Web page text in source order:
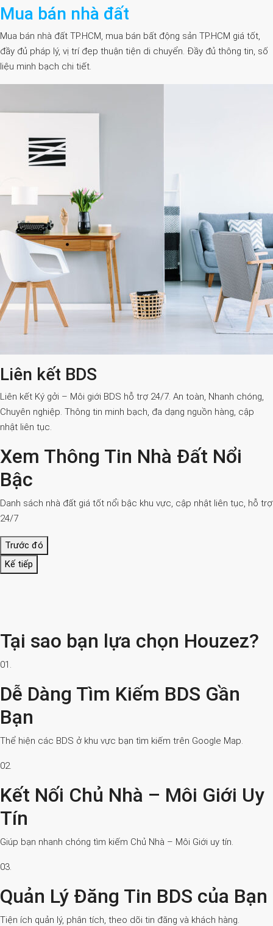
Mua bán nhà đất
Mua bán nhà đất TP.HCM, mua bán bất động sản TP.HCM giá tốt,
đầy đủ pháp lý, vị trí đẹp thuận tiện di chuyển. Đầy đủ thông tin, số
liệu minh bạch chi tiết.
Liên kết BDS
Liên kết Ký gởi – Môi giới BDS hỗ trợ 24/7. An toàn, Nhanh chóng,
Chuyên nghiệp. Thông tin minh bạch, đa dạng nguồn hàng, cập
nhật liên tục.
Xem Thông Tin Nhà Đất Nổi
Bậc
Danh sách nhà đất giá tốt nổi bậc khu vực, cập nhật liên tục, hỗ trợ
24/7
Trước đó
Kế tiếp
Tại sao bạn lựa chọn Houzez?
01.
Dễ Dàng Tìm Kiếm BDS Gần
Bạn
Thể hiện các BDS ở khu vực bạn tìm kiếm trên Google Map.
02.
Kết Nối Chủ Nhà – Môi Giới Uy
Tín
Giúp bạn nhanh chóng tìm kiếm Chủ Nhà – Môi Giới uy tín.
03.
Quản Lý Đăng Tin BDS của Bạn
Tiện ích quản lý, phân tích, theo dõi tin đăng và khách hàng.